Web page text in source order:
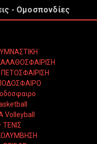
- Ομοσπονδίες
Volleyball